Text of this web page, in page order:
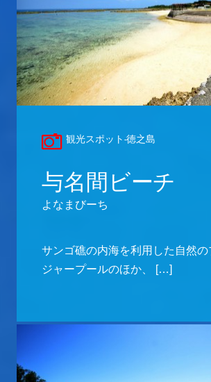
観光スポット-徳之島
与名間ビーチ
よなまびーち
サンゴ礁の内海を利用した自然の
ジャープールのほか、 […]